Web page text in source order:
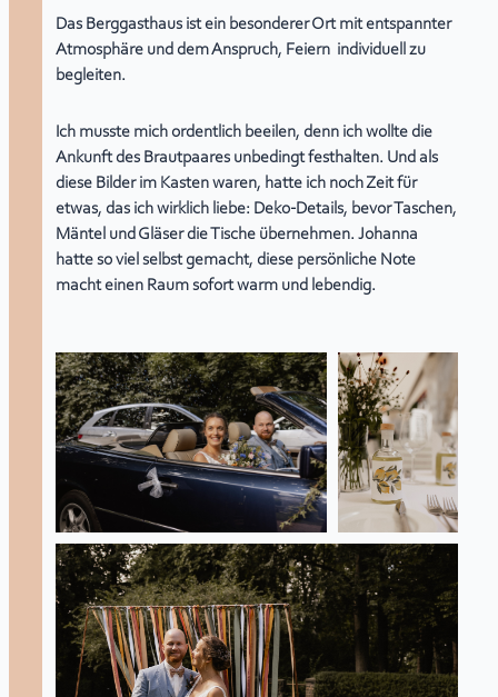
Das Berggasthaus ist ein besonderer Ort mit entspannter
Atmosphäre und dem Anspruch, Feiern individuell zu
begleiten.
Ich musste mich ordentlich beeilen, denn ich wollte die
Ankunft des Brautpaares unbedingt festhalten. Und als
diese Bilder im Kasten waren, hatte ich noch Zeit für
etwas, das ich wirklich liebe: Deko-Details, bevor Taschen,
Mäntel und Gläser die Tische übernehmen. Johanna
hatte so viel selbst gemacht, diese persönliche Note
macht einen Raum sofort warm und lebendig.